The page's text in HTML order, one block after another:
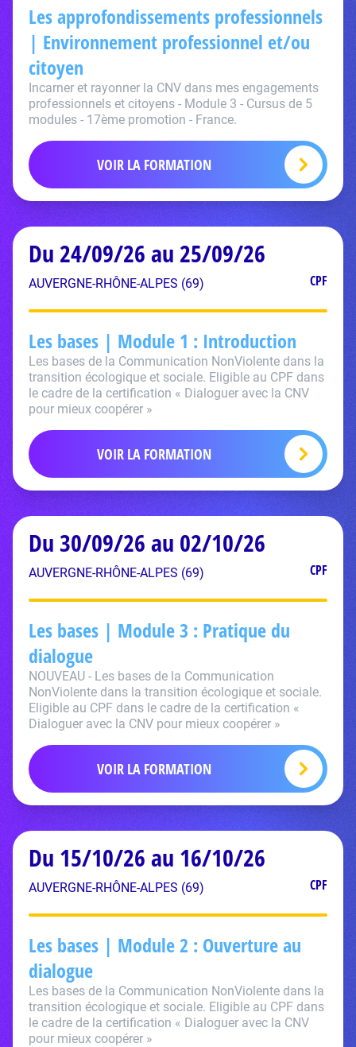
Les approfondissements professionnels
| Environnement professionnel et/ou
citoyen
Incarner et rayonner la CNV dans mes engagements
professionnels et citoyens - Module 3 - Cursus de 5
modules - 17ème promotion - France.
VOIR LA FORMATION
Du 24/09/26 au 25/09/26
AUVERGNE-RHÔNE-ALPES (69) CPF
Les bases | Module 1 : Introduction
Les bases de la Communication NonViolente dans la
transition écologique et sociale. Eligible au CPF dans
le cadre de la certification « Dialoguer avec la CNV
pour mieux coopérer »
VOIR LA FORMATION
Du 30/09/26 au 02/10/26
AUVERGNE-RHÔNE-ALPES (69) CPF
Les bases | Module 3 : Pratique du
dialogue
NOUVEAU - Les bases de la Communication
NonViolente dans la transition écologique et sociale.
Eligible au CPF dans le cadre de la certification «
Dialoguer avec la CNV pour mieux coopérer »
VOIR LA FORMATION
Du 15/10/26 au 16/10/26
AUVERGNE-RHÔNE-ALPES (69) CPF
Les bases | Module 2 : Ouverture au
dialogue
Les bases de la Communication NonViolente dans la
transition écologique et sociale. Eligible au CPF dans
le cadre de la certification « Dialoguer avec la CNV
pour mieux coopérer »